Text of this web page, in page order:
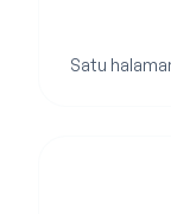
Satu